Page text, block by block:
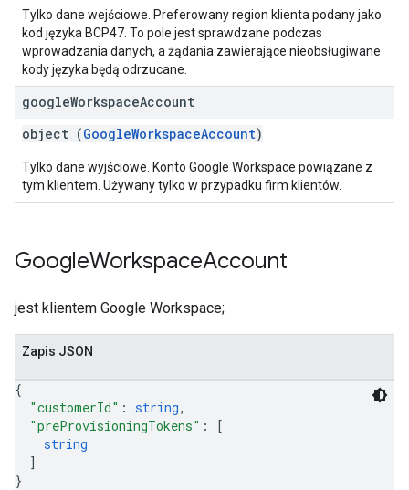
Tylko dane wejściowe. Preferowany region klienta podany jako
kod języka BCP47. To pole jest sprawdzane podczas
wprowadzania danych, a żądania zawierające nieobsługiwane
kody języka będą odrzucane.
googleWorkspaceAccount
object (GoogleWorkspaceAccount)
Tylko dane wyjściowe. Konto Google Workspace powiązane z
tym klientem. Używany tylko w przypadku firm klientów.
GoogleWorkspaceAccount
jest klientem Google Workspace;
Zapis JSON
{
"customerId" : string,
"preProvisioningTokens" :
[
string
]
}